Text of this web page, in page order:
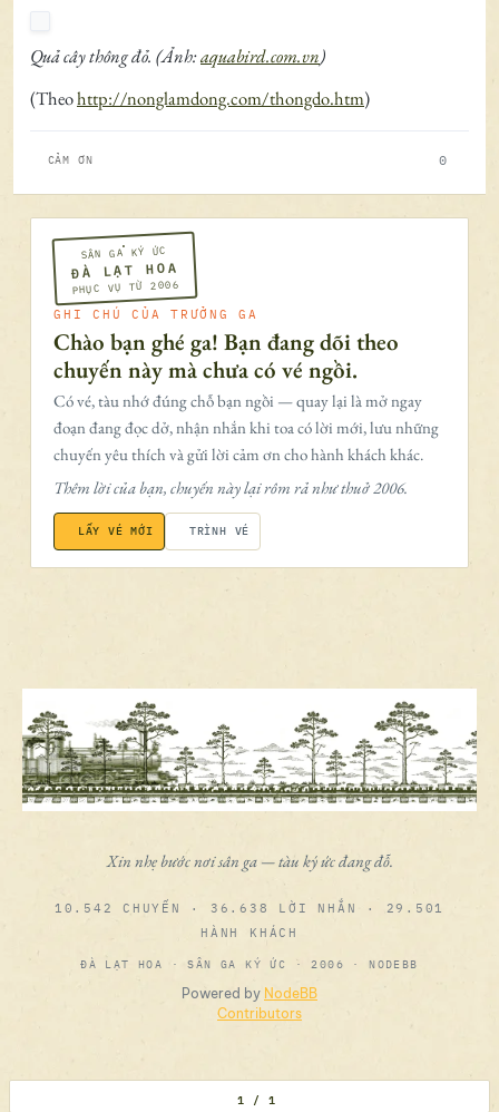
Quả cây thông đỏ. (Ảnh:aquabird.com.vn)
(Theohttp://nonglamdong.com/thongdo.htm)
CẢM ƠN 0
SÂN GA KÝ ỨC
ĐÀ LẠT HOA
PHỤC VỤ TỪ 2006
GHI CHÚ CỦA TRƯỞNG GA
Chào bạn ghé ga! Bạn đang dõi theo
chuyến này mà chưa có vé ngồi.
Có vé, tàu nhớ đúng chỗ bạn ngồi — quay lại là mở ngay
đoạn đang đọc dở, nhận nhắn khi toa có lời mới, lưu những
chuyến yêu thích và gửi lời cảm ơn cho hành khách khác.
Thêm lời của bạn, chuyến này lại rôm rả như thuở 2006.
LẤY VÉ MỚI TRÌNH VÉ
Xin nhẹ bước nơi sân ga — tàu ký ức đang đỗ.
10.542 CHUYẾN · 36.638 LỜI NHẮN · 29.501
HÀNH KHÁCH
ĐÀ LẠT HOA · SÂN GA KÝ ỨC · 2006 · NODEBB
Powered by NodeBB
Contributors
1 / 1